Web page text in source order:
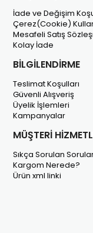
İade ve Değişim
Çerez(Cookie)
Mesafeli Satış
Kolay İade
BİLGİLENDİRME
Teslimat Koşulları
Güvenli Alışveriş
Üyelik İşlemleri
Kampanyalar
MÜŞTERİ
Sıkça Sorulan
Kargom Nerede?
Ürün xml linki